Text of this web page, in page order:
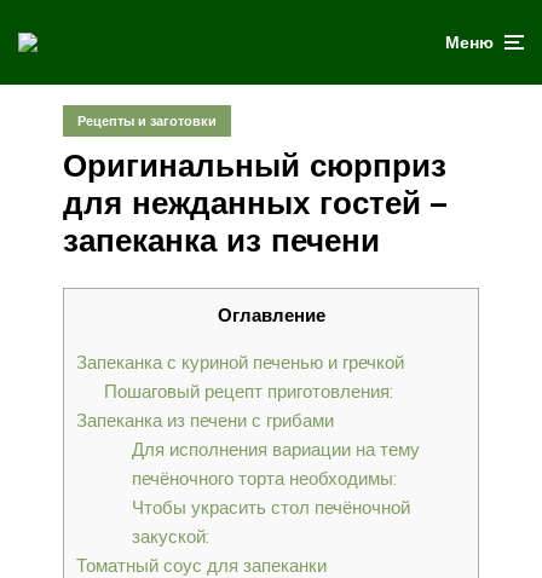
Меню
Рецепты и заготовки
Оригинальный сюрприз
для нежданных гостей –
запеканка из печени
Оглавление
Запеканка с куриной печенью и гречкой
Пошаговый рецепт приготовления:
Запеканка из печени с грибами
Для исполнения вариации на тему
печёночного торта необходимы:
Чтобы украсить стол печёночной
закуской:
Томатный соус для запеканки